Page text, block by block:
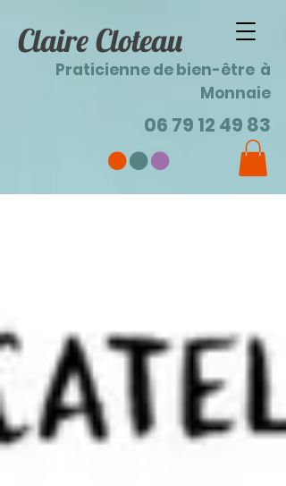
Claire Cloteau
Praticienne de bien-être à
Monnaie
06 79 12 49 83